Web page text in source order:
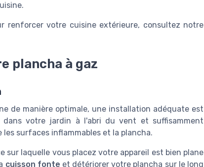
renforcer votre cuisine extérieure, consultez notre
plancha à gaz
de manière optimale, une installation adéquate est
dans votre jardin à l'abri du vent et suffisamment
surfaces inflammables et la plancha.
sur laquelle vous placez votre appareil est bien plane
cuisson fonte et détériorer votre plancha sur le long